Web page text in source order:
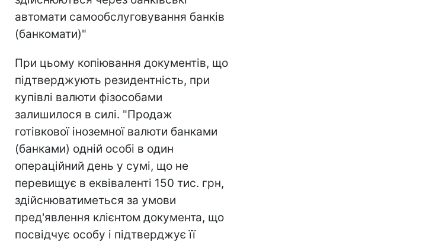
автомати самообслуговування банків
(банкомати)"
При цьому копіювання документів, що
підтверджують резидентність, при
купівлі валюти фізособами
залишилося в силі. "Продаж
готівкової іноземної валюти банками
(банками) одній особі в один
операційний день у сумі, що не
перевищує в еквіваленті 150 тис. грн,
здійснюватиметься за умови
пред'явлення клієнтом документа, що
посвідчує особу і підтверджує її